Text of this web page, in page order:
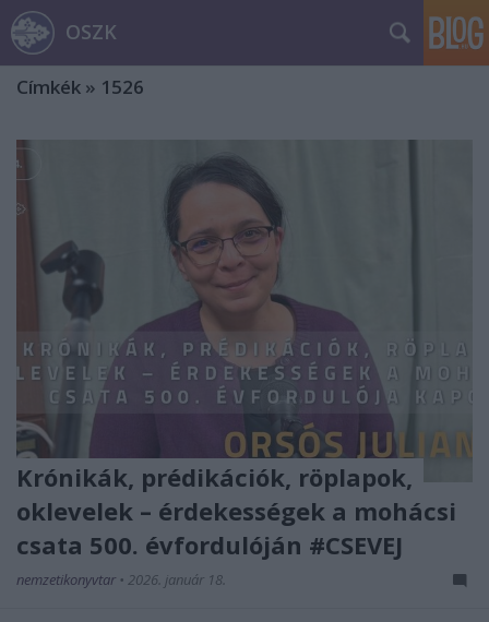
OSZK
Címkék » 1526
Krónikák, prédikációk, röplapok,
oklevelek – érdekességek a mohácsi
csata 500. évfordulóján #CSEVEJ
nemzetikonyvtar • 2026. január 18.